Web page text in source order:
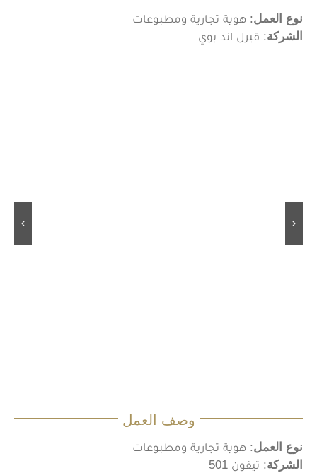
نوع العمل: هوية تجارية ومطبوعات
الشركة: قيرل اند بوي
وصف العمل
نوع العمل: هوية تجارية ومطبوعات
الشركة: تيفون 501